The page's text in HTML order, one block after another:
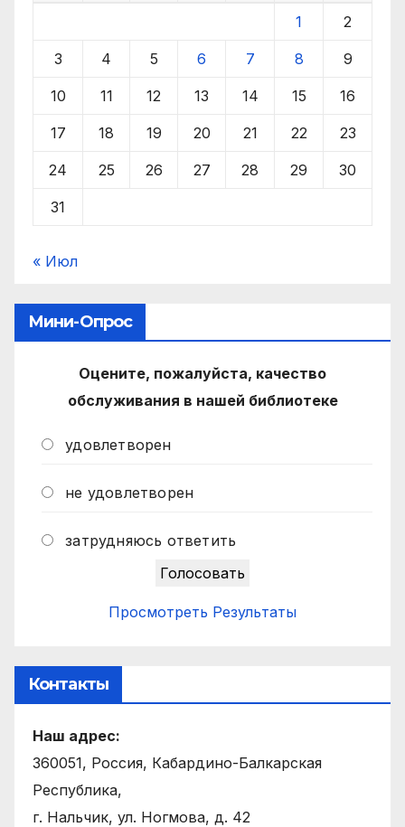
1 2
3 4 5 6 7 8 9
10 11 12 13 14 15 16
17 18 19 20 21 22 23
24 25 26 27 28 29 30
31
« Июл
Мини-Опрос
Оцените, пожалуйста, качество
обслуживания в нашей библиотеке
удовлетворен
не удовлетворен
затрудняюсь ответить
Просмотреть Результаты
Контакты
Наш адрес:
360051, Россия, Кабардино-Балкарская
Республика,
г. Нальчик, ул. Ногмова, д. 42